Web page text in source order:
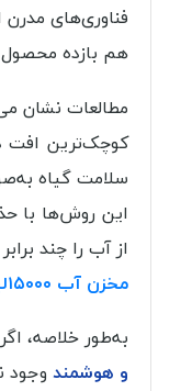
فناوری‌های
هم بازده
مطالعات نشان
کوچک‌ترین افت
سلامت گیاه
این روش‌ها با
از آب را چند
مخزن آب ۱۵۰۰۰لیتری عمودی
به‌طور خلاصه،
و هوشمند وجود